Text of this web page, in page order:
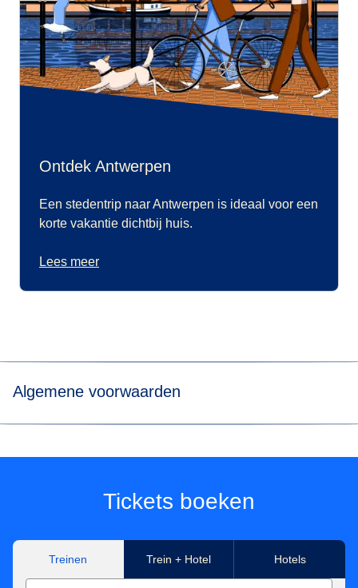
Ontdek Antwerpen
Een stedentrip naar Antwerpen is ideaal voor een
korte vakantie dichtbij huis.
Lees meer
Algemene voorwaarden
Hbf, Koeln Hbf, Düsseldorf Hbf, Düsseldorf Airport,
Duisburg Hbf, Essen Hbf, Dortmund Hbf. Onder
**Tickets beschikbaar voor reizen in Eurostar Standard,
Eurostar Plus en Eurostar Premier, gemaakt met Eurostar
Tickets boeken
Treinen Trein + Hotel Hotels